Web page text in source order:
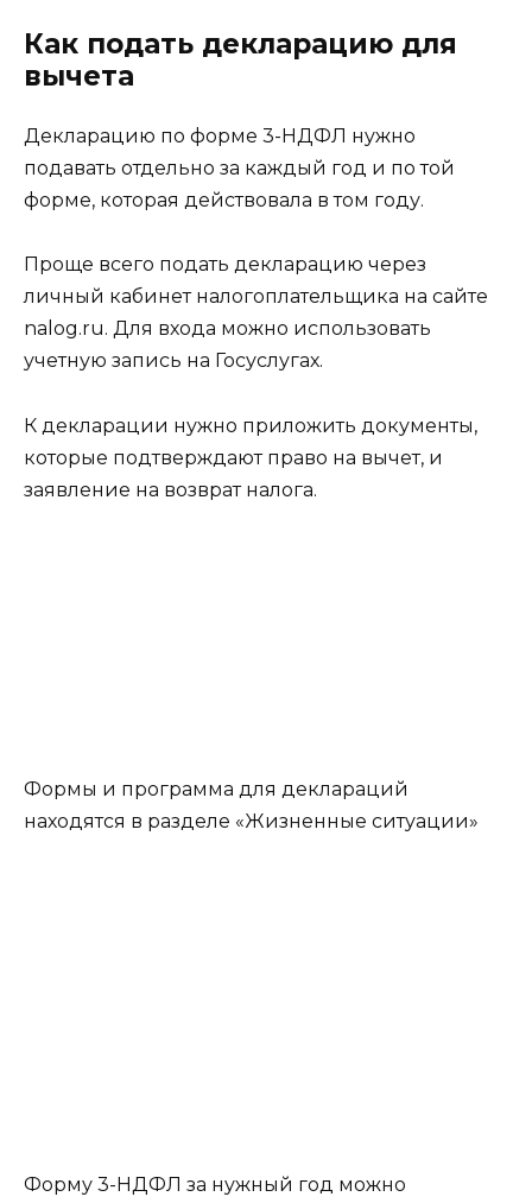
Как подать декларацию для
вычета
Декларацию по форме 3-НДФЛ нужно
подавать отдельно за каждый год и по той
форме, которая действовала в том году.
Проще всего подать декларацию через
личный кабинет налогоплательщика на сайте
nalog.ru. Для входа можно использовать
учетную запись на Госуслугах.
К декларации нужно приложить документы,
которые подтверждают право на вычет, и
заявление на возврат налога.
Формы и программа для деклараций
находятся в разделе «Жизненные ситуации»
Форму 3-НДФЛ за нужный год можно